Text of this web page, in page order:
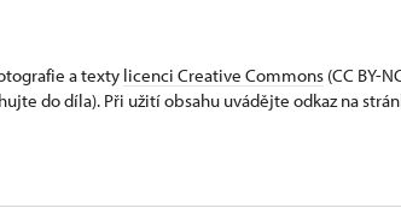
a texty licenci Creative Commons (CC BY-
do díla). Při užití obsahu uvádějte odkaz na